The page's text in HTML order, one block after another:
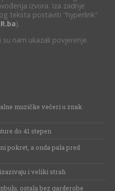
izvora. Iza zadnje
teksta postaviti "hyperlink"
).
su nam ukazali povjerenje.
muzičke večeri u znak
do 41 stepen
pokret, a onda pala pred
i veliki strah
ostala bez garderobe